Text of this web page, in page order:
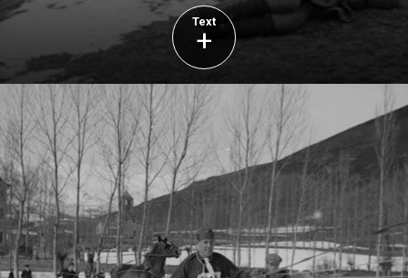
Text
+